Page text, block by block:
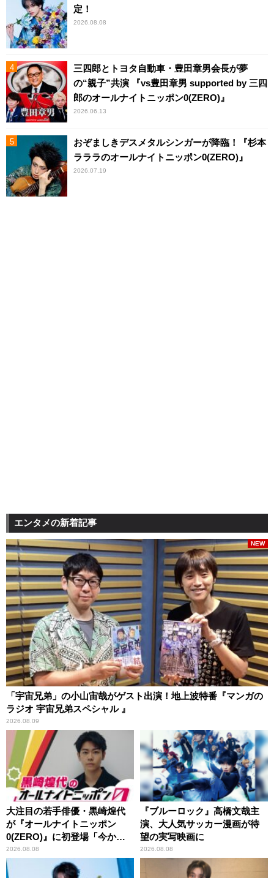
定！
2026.08.08
三四郎とトヨタ自動車・豊田章男会長が夢
の“親子”共演 『vs豊田章男 supported by 三四
郎のオールナイトニッポン0(ZERO)』
2026.06.13
おぞましきデスメタルシンガーが降臨！『杉本
ラララのオールナイトニッポン0(ZERO)』
2026.07.19
エンタメの新着記事
「宇宙兄弟」の小山宙哉がゲスト出演！地上波特番『マンガの
ラジオ 宇宙兄弟スペシャル 』
2026.08.09
NEW
大注目の若手俳優・黒崎煌代
が『オールナイトニッポン
0(ZERO)』に初登場「今から
とてもワクワクしておりま
す！」
2026.08.08
『ブルーロック』高橋文哉主
演、大人気サッカー漫画が待
望の実写映画に
2026.08.08